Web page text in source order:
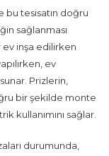
bu tesisatın doğru
sağlanması
ev inşa edilirken
ev
Prizlerin,
bir şekilde monte
kullanımını sağlar.
durumunda,